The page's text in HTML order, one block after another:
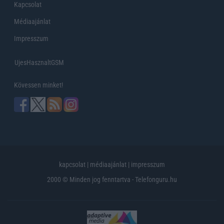
Kapcsolat
Médiaajánlat
Impresszum
UjesHasznaltGSM
Kövessen minket!
kapcsolat | médiaajánlat | impresszum
2000 © Minden jog fenntartva - Telefonguru.hu